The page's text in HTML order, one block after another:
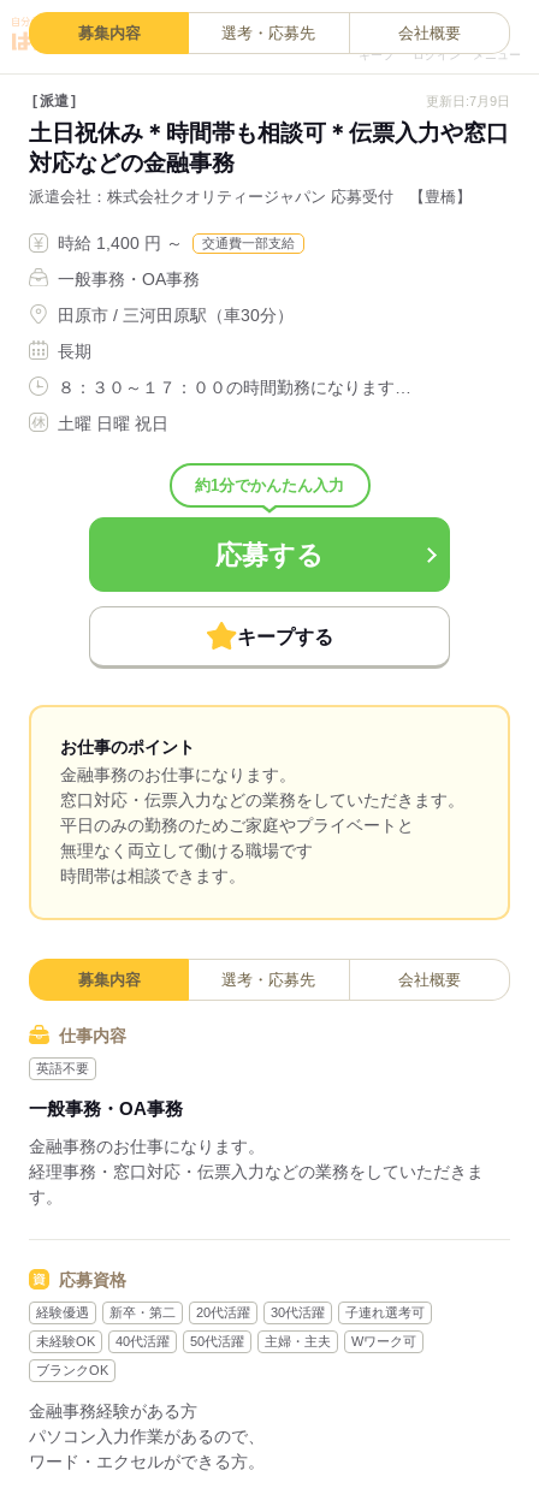
キープ ログイン メニュー
募集内容 選考・応募先 会社概要
派遣 更新日:7月9日
土日祝休み＊時間帯も相談可＊伝票入力や窓口
対応などの金融事務
派遣会社 株式会社クオリティージャパン 応募受付 【豊橋】
時給 1,400 円 ～ 交通費一部支給
一般事務・OA事務
田原市 / 三河田原駅（車30分）
長期
８：３０～１７：００の時間勤務になります…
土曜 日曜 祝日
約1分でかんたん入力
応募する
キープする
お仕事のポイント
金融事務のお仕事になります。
窓口対応・伝票入力などの業務をしていただきます。
平日のみの勤務のためご家庭やプライベートと
無理なく両立して働ける職場です
時間帯は相談できます。
募集内容 選考・応募先 会社概要
仕事内容
英語不要
一般事務・OA事務
金融事務のお仕事になります。
経理事務・窓口対応・伝票入力などの業務をしていただきま
す。
応募資格
経験優遇 新卒・第二 20代活躍 30代活躍
子連れ選考可
未経験OK
40代活躍 50代活躍 主婦・主夫
Wワーク可
ブランクOK
金融事務経験がある方
パソコン入力作業があるので、
ワード・エクセルができる方。